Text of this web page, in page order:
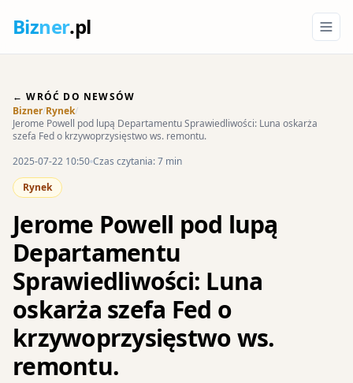
Bizner.pl
← WRÓĆ DO NEWSÓW
Bizner/Rynek/
Jerome Powell pod lupą Departamentu Sprawiedliwości: Luna oskarża
szefa Fed o krzywoprzysięstwo ws. remontu.
2025-07-22 10:50 Czas czytania: 7 min
Rynek
Jerome Powell pod lupą
Departamentu
Sprawiedliwości: Luna
oskarża szefa Fed o
krzywoprzysięstwo ws.
remontu.